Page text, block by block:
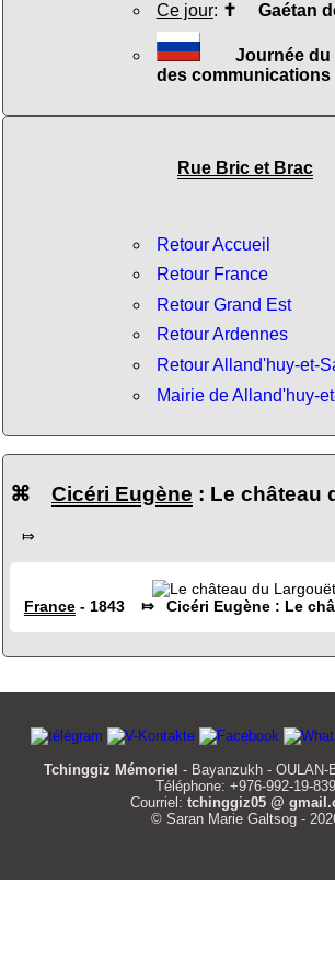
Ce jour: ✝ Gaétan
Journée du
des communications
Rue Bric et Brac
Retour Accueil
Retour France
Retour Grand Est
Retour Ardennes
Retour Alland'huy-et-
Mairie de Alland'huy-
⌘ Cicéri Eugène : Le château
⤇
France- 1843 ⤇ Cicéri Eugène : Le
Tchinggiz Mémoriel - Bayanzukh - OULAN-
Téléphone: +976-992-19-839
Courriel: tchinggiz05 @
© Saran Marie Galtsog -